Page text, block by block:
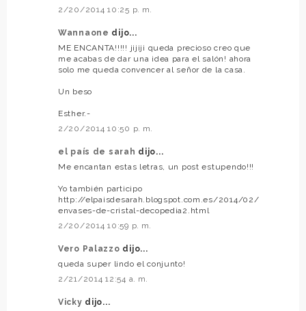
2/20/2014 10:25 p. m.
Wannaone dijo...
ME ENCANTA!!!!! jijiji queda precioso creo que
me acabas de dar una idea para el salón! ahora
solo me queda convencer al señor de la casa.
Un beso
Esther.-
2/20/2014 10:50 p. m.
el país de sarah dijo...
Me encantan estas letras, un post estupendo!!!
Yo también participo
http://elpaisdesarah.blogspot.com.es/2014/02/
envases-de-cristal-decopedia2.html
2/20/2014 10:59 p. m.
Vero Palazzo dijo...
queda super lindo el conjunto!
2/21/2014 12:54 a. m.
Vicky dijo...